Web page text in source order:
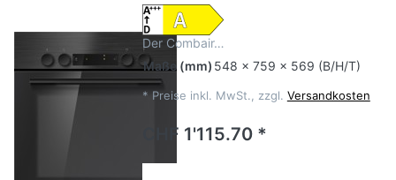
Der Combair…
Maße (mm) 548 x 759 x 569 (B/H/T)
* Preise inkl. MwSt., zzgl. Versandkosten
CHF 1'115.70 *